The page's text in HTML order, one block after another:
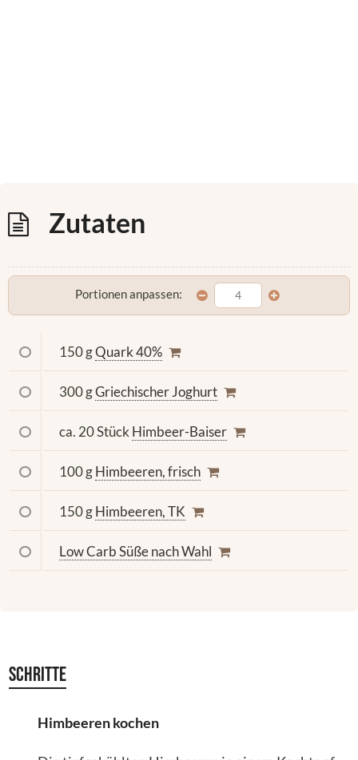
Zutaten
Portionen anpassen:
150 gQuark 40%
300 gGriechischer Joghurt
ca. 20 Stück Himbeer-Baiser
100 gHimbeeren, frisch
150 gHimbeeren, TK
Low Carb Süße nach Wahl
Schritte
Himbeeren kochen